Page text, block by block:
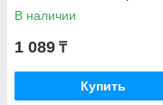
В наличии
1 089 ₸
Купить